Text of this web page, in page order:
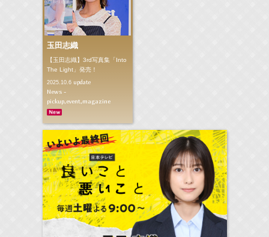
玉田志織
【玉田志織】3rd写真集「Into
The Light」発売！
2025.10.6update
News -
pickup,event,magazine